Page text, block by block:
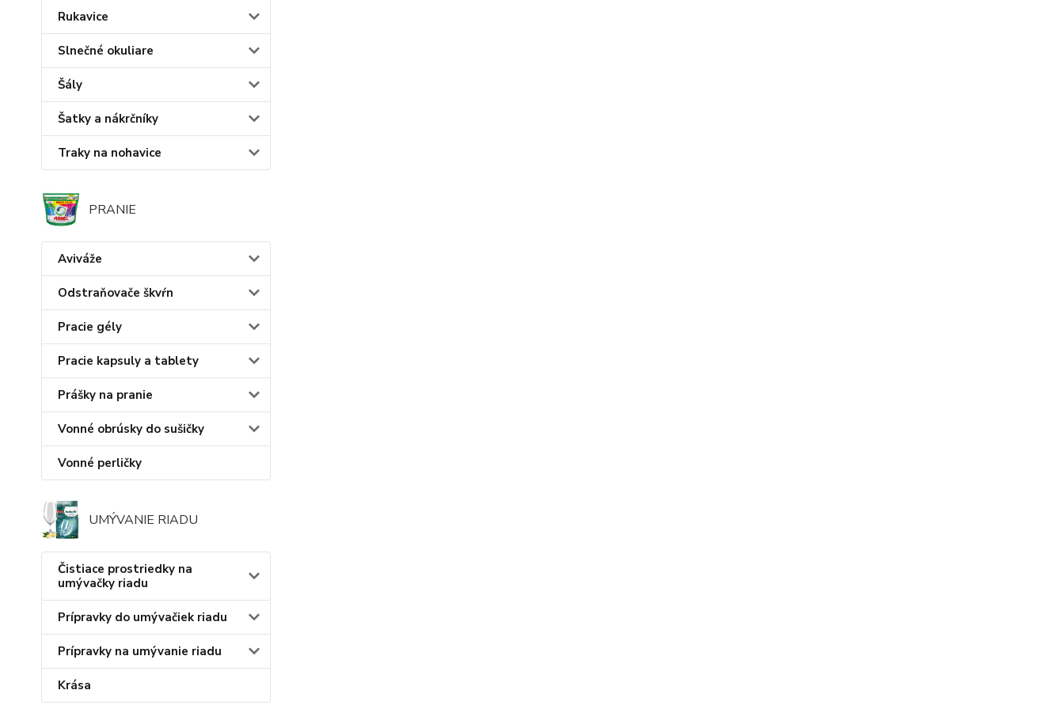
Rukavice
Slnečné okuliare
Šály
Šatky a nákrčníky
Traky na nohavice
PRANIE
Aviváže
Odstraňovače škvŕn
Pracie gély
Pracie kapsuly a tablety
Prášky na pranie
Vonné obrúsky do sušičky
Vonné perličky
UMÝVANIE RIADU
Čistiace prostriedky na
umývačky riadu
Prípravky do umývačiek riadu
Prípravky na umývanie riadu
Krása